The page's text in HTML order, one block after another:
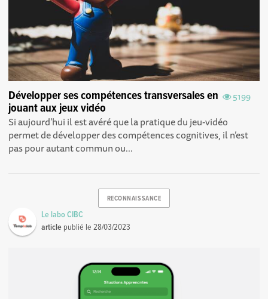
5199
Développer ses compétences transversales en
jouant aux jeux vidéo
Si aujourd’hui il est avéré que la pratique du jeu-vidéo
permet de développer des compétences cognitives, il n’est
pas pour autant commun ou...
RECONNAISSANCE
Le labo CIBC
article publié le28/03/2023